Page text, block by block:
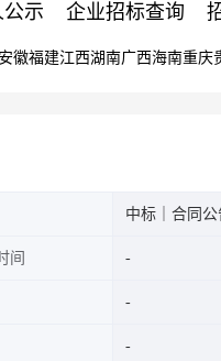
示 企业招标查询
安徽福建江西湖南广西海南重庆
中标｜合同公
间